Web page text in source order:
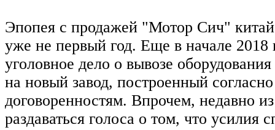
Эпопея с продажей "Мотор Сич"
уже не первый год. Еще в начале 2018
уголовное дело о вывозе
на новый завод, построенный
договоренностям. Впрочем, недавно
раздаваться голоса о том, что усилия